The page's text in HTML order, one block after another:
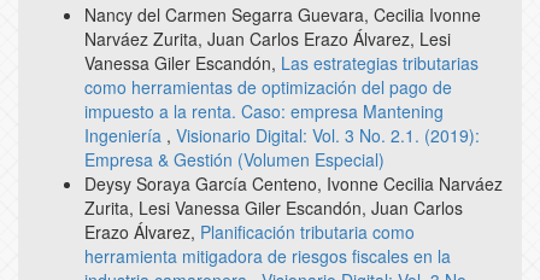
Nancy del Carmen Segarra Guevara, Cecilia Ivonne
Narváez Zurita, Juan Carlos Erazo Álvarez, Lesi
Vanessa Giler Escandón, Las estrategias tributarias
como herramientas de optimización del pago de
impuesto a la renta. Caso: empresa Mantening
Ingeniería , Visionario Digital: Vol. 3 No. 2.1. (2019):
Empresa & Gestión (Volumen Especial)
Deysy Soraya García Centeno, Ivonne Cecilia Narváez
Zurita, Lesi Vanessa Giler Escandón, Juan Carlos
Erazo Álvarez, Planificación tributaria como
herramienta mitigadora de riesgos fiscales en la